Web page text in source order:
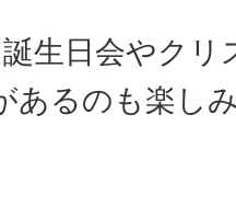
生日会やク
あるのも楽し